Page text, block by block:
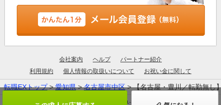
会社案内 ヘルプ
パートナー紹介
利用規約
個人情報の取扱いについて お祝い金に関して
転職EXトップ>愛知県>名古屋市中区> 【名古屋・豊川／転勤無し
厚生労働大臣許可：13-ユ-305190